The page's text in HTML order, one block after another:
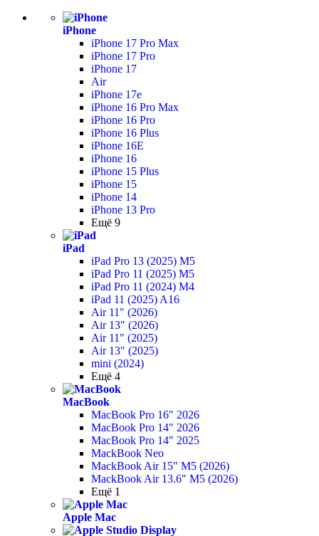
iPhone
iPhone 17 Pro Max
iPhone 17 Pro
iPhone 17
Air
iPhone 17e
iPhone 16 Pro Max
iPhone 16 Pro
iPhone 16 Plus
iPhone 16E
iPhone 16
iPhone 15 Plus
iPhone 15
iPhone 14
iPhone 13 Pro
Ещё 9
iPad
iPad Pro 13 (2025) M5
iPad Pro 11 (2025) M5
iPad Pro 11 (2024) M4
iPad 11 (2025) A16
Air 11" (2026)
Air 13" (2026)
Air 11" (2025)
Air 13" (2025)
mini (2024)
Ещё 4
MacBook
MacBook Pro 16" 2026
MacBook Pro 14" 2026
MacBook Pro 14" 2025
MackBook Neo
MackBook Air 15" M5 (2026)
MackBook Air 13.6" M5 (2026)
Ещё 1
Apple Mac